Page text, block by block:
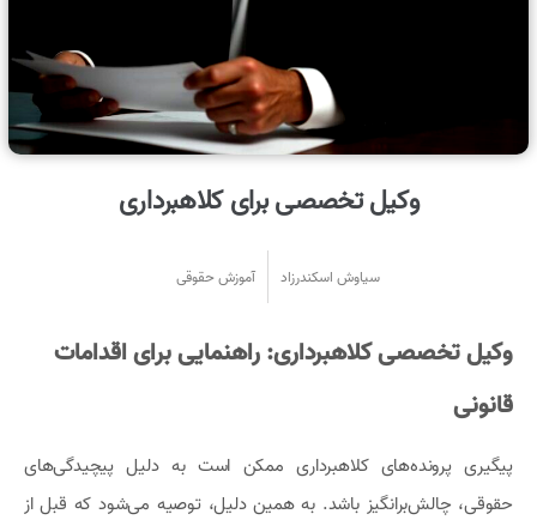
وکیل تخصصی برای کلاهبرداری
سیاوش اسکندرزاد آموزش حقوقی
وکیل تخصصی کلاهبرداری: راهنمایی برای اقدامات
قانونی
پیگیری پرونده‌های کلاهبرداری ممکن است به دلیل پیچیدگی‌های
حقوقی، چالش‌برانگیز باشد. به همین دلیل، توصیه می‌شود که قبل از